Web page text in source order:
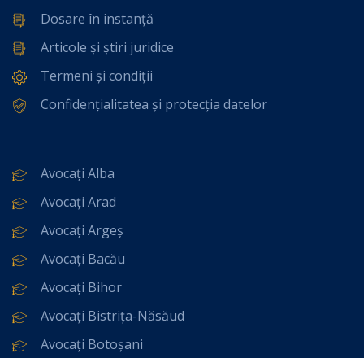
Dosare în instanță
Articole și știri juridice
Termeni și condiții
Confidențialitatea și protecția datelor
Avocați Alba
Avocați Arad
Avocați Argeș
Avocați Bacău
Avocați Bihor
Avocați Bistrița-Năsăud
Avocați Botoșani